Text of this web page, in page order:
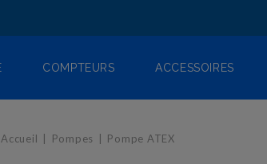
COMPTEURS ACCESSOIRES
Accueil Pompes Pompe ATEX